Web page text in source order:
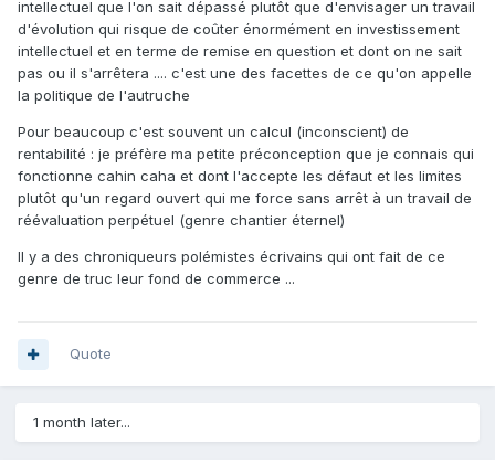
intellectuel que l'on sait dépassé plutôt que d'envisager un travail
d'évolution qui risque de coûter énormément en investissement
intellectuel et en terme de remise en question et dont on ne sait
pas ou il s'arrêtera .... c'est une des facettes de ce qu'on appelle
la politique de l'autruche
Pour beaucoup c'est souvent un calcul (inconscient) de
rentabilité : je préfère ma petite préconception que je connais qui
fonctionne cahin caha et dont l'accepte les défaut et les limites
plutôt qu'un regard ouvert qui me force sans arrêt à un travail de
réévaluation perpétuel (genre chantier éternel)
Il y a des chroniqueurs polémistes écrivains qui ont fait de ce
genre de truc leur fond de commerce ...
Quote
1 month later...